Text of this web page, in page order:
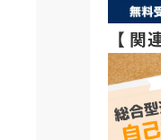
【 関